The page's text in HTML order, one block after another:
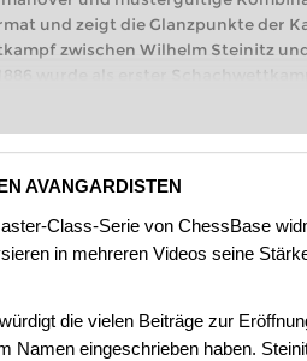
und zeigt die Glanzpunkte der
zwischen Wilhelm Steinitz
wurde als erster
im Schach“ geführt.
Videobeispiel:Die Steinitzsche
AVANGARDISTEN
Class-Serie von ChessBase
in mehreren Videos seine
die vielen Beiträge zur
Namen eingeschrieben haben.